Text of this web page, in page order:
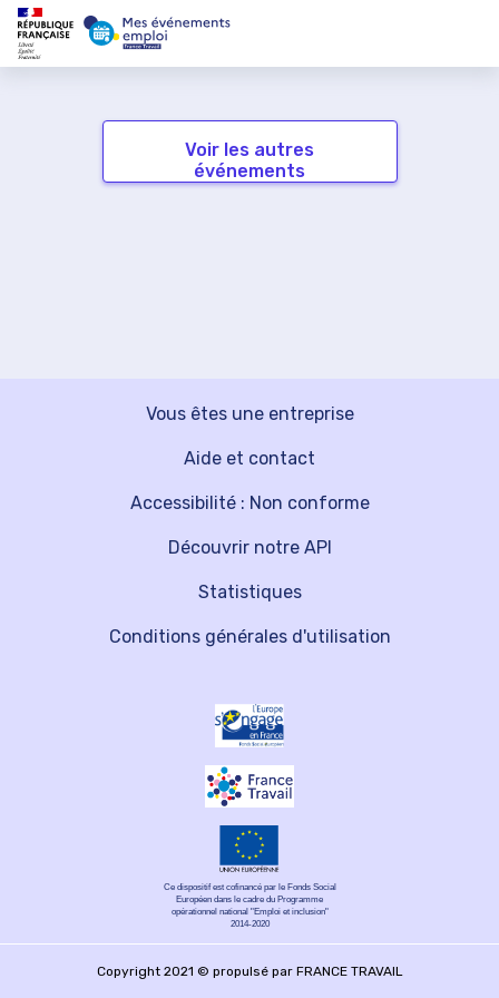
Voir les autres
événements
Vous êtes une entreprise
Découvrir notre API
Aide et contact
Statistiques
Accessibilité : Non conforme
Conditions générales d'utilisation
Ce dispositif est cofinancé par le Fonds Social
Européen dans le cadre du Programme
opérationnel national "Emploi et inclusion"
2014-2020
Copyright 2021 © propulsé par FRANCE TRAVAIL